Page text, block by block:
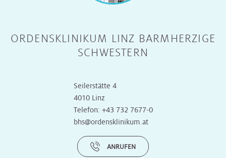
ORDENSKLINIKUM LINZ BARMHERZIGE
SCHWESTERN
Seilerstätte 4
4010 Linz
Telefon: +43 732 7677-0
bhs@ordensklinikum.at
ANRUFEN